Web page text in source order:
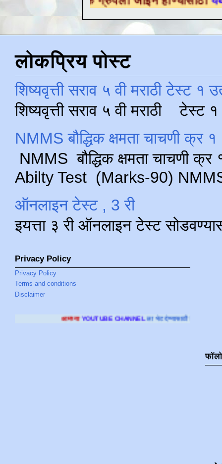
लोकप्रिय पोस्ट
शिष्यवृत्ती सराव ५ वी मराठी टेस्ट १
शिष्यवृत्ती सराव ५ वी मराठी टेस्ट
NMMS बौद्धिक क्षमता चाचणी क्र
NMMS बौद्धिक क्षमता चाचणी
Abilty Test (Marks-90) NMMS
ऑनलाइन टेस्ट , 3 री
इयत्ता ३ री ऑनलाइन टेस्ट
Privacy Policy
Privacy Policy
Terms and conditions
Disclaimer
YOUTUBE CHANNELला भेट देण्यासाठी क्लिक करा.